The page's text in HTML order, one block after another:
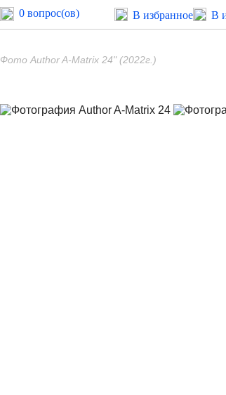
0 вопрос(ов) В избранное В
Фото Author A-Matrix 24" (2022г.)